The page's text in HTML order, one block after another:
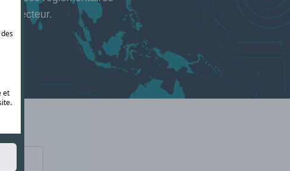
secteur.
et